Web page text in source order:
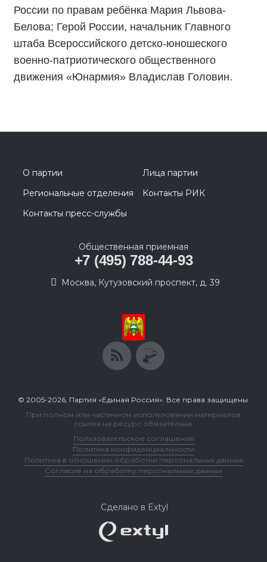
России по правам ребёнка Мария Львова-
Белова; Герой России, начальник Главного
штаба Всероссийского детско-юношеского
военно-патриотического общественного
движения «Юнармия» Владислав Головин.
О партии
Лица партии
Региональные отделения
Контакты РИК
Контакты пресс-службы
Общественная приемная
+7 (495) 788-44-93
Москва, Кутузовский проспект, д. 39
© 2005-2026, Партия «Единая Россия». Все права защищены.
При полном или частичном использовании материалов
ссылка на ресурс обязательна.
Пользовательское соглашение
Политика конфиденциальности
Политика в отношении обработки персональных данных
Согласие на обработку персональных данных
Сделано в Extyl